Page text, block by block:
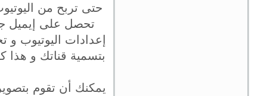
حتى تربح من
تحصل على إيميل
إعدادات اليوتيوب و
بتسمية قناتك و هذا
يمكنك أن تقوم